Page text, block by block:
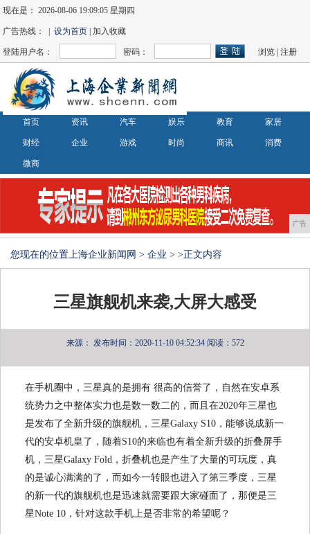
现在是：2026-08-06 19:09:06 星期四
广告热线： |设为首页 | 加入收藏
登陆用户名： 密码： 浏览 |注册
首页 资讯 汽车 娱乐 教育 家居
财经 企业 游戏 时尚 商讯 消费
微商
广告
您现在的位置上海企业新闻网 > 企业 > >正文内容
三星旗舰机来袭,大屏大感受
来源： 发布时间：2020-11-10 04:52:34 阅读：572
在手机圈中，三星真的是拥有 很高的信誉了，自然在安卓系
统势力之中整体实力也是数一数二的，而且在2020年三星也
是发布了全新升级的旗舰机，三星Galaxy S10，能够说成新一
代的安卓机皇了，随着S10的来临也有着全新升级的折叠屏手
机，三星Galaxy Fold，折叠机也是产生了大量的可玩度，真
的是诚心满满的了，而如今一转眼也进入了第三季度，三星
的新一代的旗舰机也是迅速就需要跟大家碰面了，那便是三
星Note 10，针对这款手机上是否非常的希望呢？